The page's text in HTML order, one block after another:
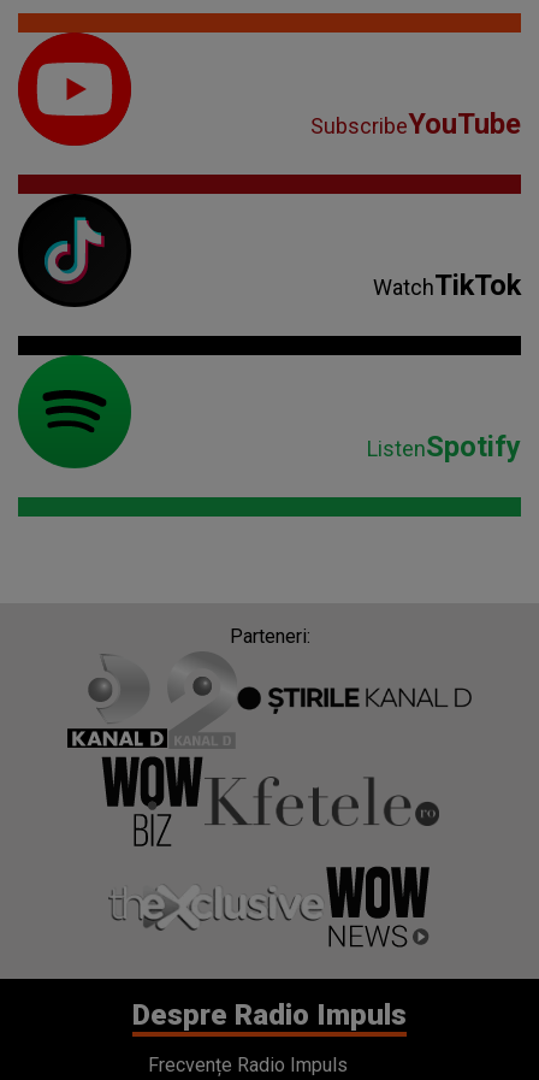
SubscribeYouTube
WatchTikTok
ListenSpotify
Parteneri:
Despre Radio Impuls
Frecvențe Radio Impuls